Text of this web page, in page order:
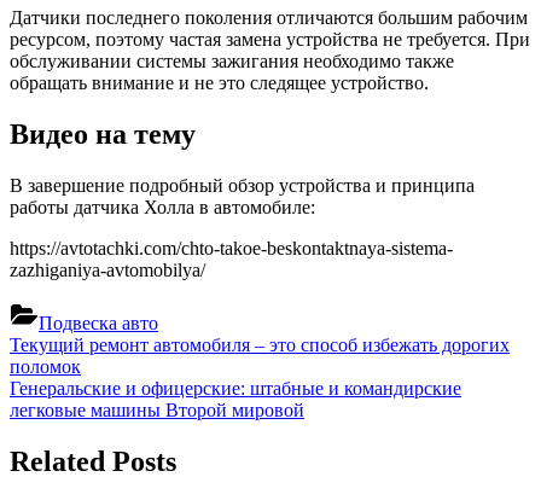
Датчики последнего поколения отличаются большим рабочим
ресурсом, поэтому частая замена устройства не требуется. При
обслуживании системы зажигания необходимо также
обращать внимание и не это следящее устройство.
Видео на тему
В завершение подробный обзор устройства и принципа
работы датчика Холла в автомобиле:
https://avtotachki.com/chto-takoe-beskontaktnaya-sistema-
zazhiganiya-avtomobilya/
Подвеска авто
Навигация
по
записям
Previous
Post:
Текущий ремонт автомобиля – это способ избежать дорогих
поломок
Next
Post:
Генеральские и офицерские: штабные и командирские
легковые машины Второй мировой
Related Posts